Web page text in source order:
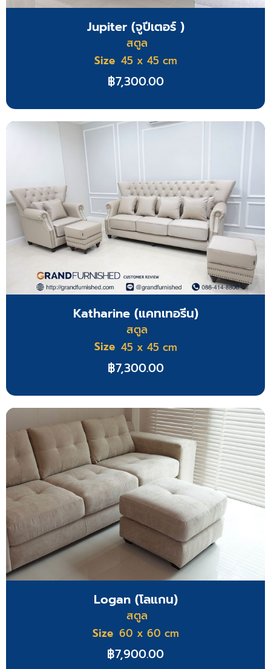
Jupiter (จูปีเตอร์ )
สตูล
Size 45 x 45 cm
฿7,300.00
Katharine (แคทเทอรีน)
สตูล
Size 45 x 45 cm
฿7,300.00
Logan (โลแกน)
สตูล
Size 60 x 60 cm
฿7,900.00